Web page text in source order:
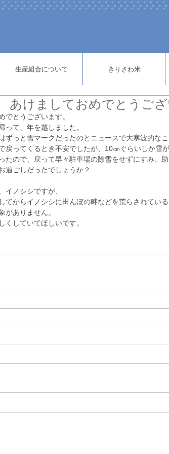
生産組合について きりさわ米
けましておめでとうご
でとうございます。
って、年を越しました。
ずっと雪マークだったのとニュースで大寒波的な
戻ってくるとき不安でしたが、10㎝ぐらいしか雪が
たので、戻って早々駐車場の除雪をせずにすみ、助
過ごしだったでしょうか？
イノシシですが、
てからイノシシに田んぼの畔などを荒らされてい
がありません。
くしていてほしいです。